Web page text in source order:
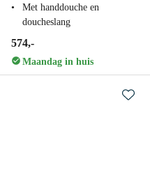
Met handdouche en
doucheslang
574,-
Maandag in huis